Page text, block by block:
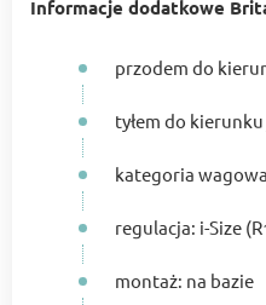
Informacje dodatkowe
przodem do
tyłem do kierunku
kategoria
regulacja: i-Size
montaż: na bazie